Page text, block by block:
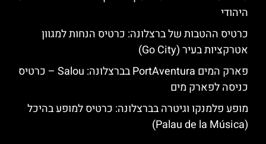
היהודי
כרטיס ההטבות של ברצלונה: כרטיס הנחות למגוון
אטרקציות בעיר (Go City)
פארק המים PortAventura בברצלונה: Salou – כרטיס
כניסה לפארק מים
מופע פלמנקו וגיטרה בברצלונה: כרטיס למופע בהיכל
(Palau de la Música)